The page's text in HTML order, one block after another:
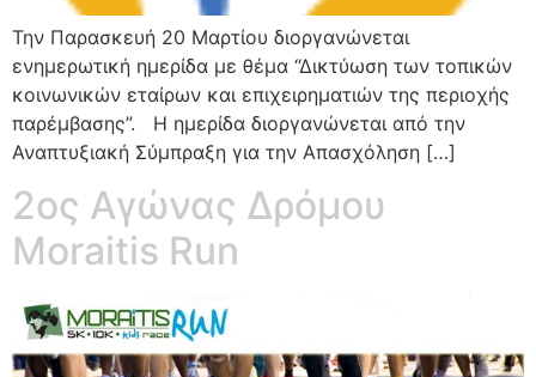
Την Παρασκευή 20 Μαρτίου διοργανώνεται
ενημερωτική ημερίδα με θέμα “Δικτύωση των τοπικών
κοινωνικών εταίρων και επιχειρηματιών της περιοχής
παρέμβασης”. Η ημερίδα διοργανώνεται από την
Αναπτυξιακή Σύμπραξη για την Απασχόληση […]
2ος Αγώνας Δρόμου
Moraitis Run